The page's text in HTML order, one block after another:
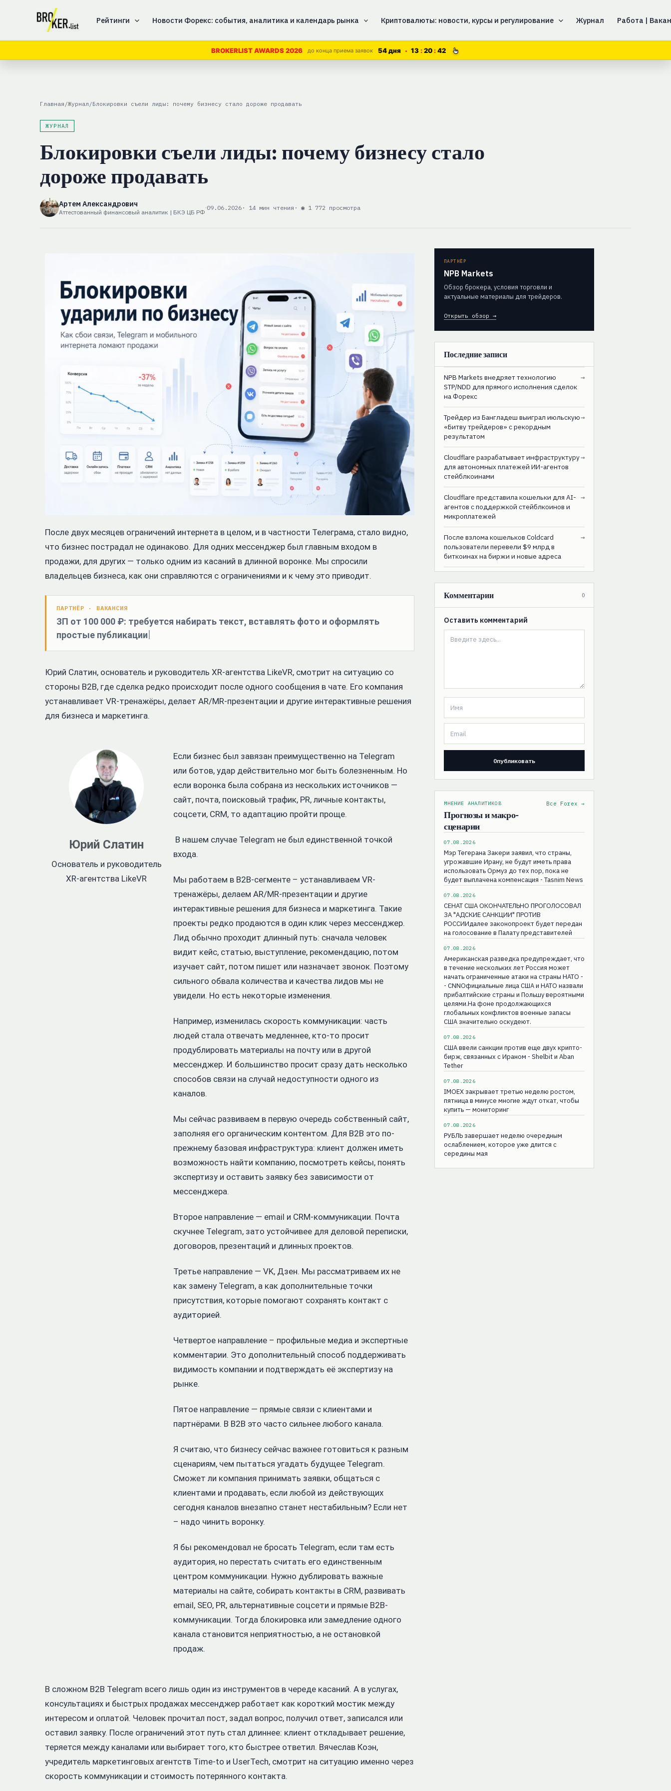
содержимому
Рейтинги Новости Форекс: события, аналитика и календарь рынка Криптовалюты: новости, курсы и регулирование Журнал Работа |
BROKERLIST AWARDS 2026 до конца приема заявок 54 дня 13 20 41
Главная /Журнал /Блокировки съели лиды: почему бизнесу стало дороже продавать
ЖУРНАЛ
Блокировки съели лиды: почему бизнесу стало
дороже продавать
Артем Александрович
Аттестованный финансовый аналитик | БКЭ ЦБ РФ
09.06.2026 · 14 мин чтения · ◉ 1 772 просмотра
После двух месяцев ограничений интернета в целом, и в частности Телеграма, стало видно,
что бизнес пострадал не одинаково. Для одних мессенджер был главным входом в
продажи, для других — только одним из касаний в длинной воронке. Мы спросили
владельцев бизнеса, как они справляются с ограничениями и к чему это приводит.
ПАРТНЁР · ВАКАНСИЯ
ЗП от 100 000 ₽: требуется набирать текст, вставлять фото и оформлять
простые публикации
Юрий Слатин, основатель и руководитель XR-агентства LikeVR, смотрит на ситуацию со
стороны B2B, где сделка редко происходит после одного сообщения в чате. Его компания
устанавливает VR-тренажёры, делает AR/MR-презентации и другие интерактивные решения
для бизнеса и маркетинга.
Юрий Слатин
Основатель и руководитель
XR-агентства LikeVR
Если бизнес был завязан преимущественно на Telegram
или ботов, удар действительно мог быть болезненным. Но
если воронка была собрана из нескольких источников —
сайт, почта, поисковый трафик, PR, личные контакты,
соцсети, CRM, то адаптацию пройти проще.
В нашем случае Telegram не был единственной точкой
входа.
Мы работаем в B2B-сегменте – устанавливаем VR-
тренажёры, делаем AR/MR-презентации и другие
интерактивные решения для бизнеса и маркетинга. Такие
проекты редко продаются в один клик через мессенджер.
Лид обычно проходит длинный путь: сначала человек
видит кейс, статью, выступление, рекомендацию, потом
изучает сайт, потом пишет или назначает звонок. Поэтому
сильного обвала количества и качества лидов мы не
увидели. Но есть некоторые изменения.
Например, изменилась скорость коммуникации: часть
людей стала отвечать медленнее, кто-то просит
продублировать материалы на почту или в другой
мессенджер. И большинство просит сразу дать несколько
способов связи на случай недоступности одного из
каналов.
Мы сейчас развиваем в первую очередь собственный сайт,
заполняя его органическим контентом. Для B2B это по-
прежнему базовая инфраструктура: клиент должен иметь
возможность найти компанию, посмотреть кейсы, понять
экспертизу и оставить заявку без зависимости от
мессенджера.
Второе направление — email и CRM-коммуникации. Почта
скучнее Telegram, зато устойчивее для деловой переписки,
договоров, презентаций и длинных проектов.
Третье направление — VK, Дзен. Мы рассматриваем их не
как замену Telegram, а как дополнительные точки
присутствия, которые помогают сохранять контакт с
аудиторией.
Четвертое направление – профильные медиа и экспертные
комментарии. Это дополнительный способ поддерживать
видимость компании и подтверждать её экспертизу на
рынке.
Пятое направление — прямые связи с клиентами и
партнёрами. В B2B это часто сильнее любого канала.
Я считаю, что бизнесу сейчас важнее готовиться к разным
сценариям, чем пытаться угадать будущее Telegram.
Сможет ли компания принимать заявки, общаться с
клиентами и продавать, если любой из действующих
сегодня каналов внезапно станет нестабильным? Если нет
– надо чинить воронку.
Я бы рекомендовал не бросать Telegram, если там есть
аудитория, но перестать считать его единственным
центром коммуникации. Нужно дублировать важные
материалы на сайте, собирать контакты в CRM, развивать
email, SEO, PR, альтернативные соцсети и прямые B2B-
коммуникации. Тогда блокировка или замедление одного
канала становится неприятностью, а не остановкой
продаж.
В сложном B2B Telegram всего лишь один из инструментов в череде касаний. А в услугах,
консультациях и быстрых продажах мессенджер работает как короткий мостик между
интересом и оплатой. Человек прочитал пост, задал вопрос, получил ответ, записался или
оставил заявку. После ограничений этот путь стал длиннее: клиент откладывает решение,
теряется между каналами или выбирает того, кто быстрее ответил. Вячеслав Коэн,
учредитель маркетинговых агентств Time-to и UserTech, смотрит на ситуацию именно через
скорость коммуникации и стоимость потерянного контакта.
ПАРТНЁР
NPB Markets
Обзор брокера, условия торговли и
актуальные материалы для трейдеров.
Открыть обзор →
Последние записи
NPB Markets внедряет технологию
STP/NDD для прямого исполнения сделок
на Форекс
→
Трейдер из Бангладеш выиграл июльскую
«Битву трейдеров» с рекордным
результатом
→
Cloudflare разрабатывает инфраструктуру
для автономных платежей ИИ-агентов
стейблкоинами
→
Cloudflare представила кошельки для AI-
агентов с поддержкой стейблкоинов и
микроплатежей
→
После взлома кошельков Coldcard
пользователи перевели $9 млрд в
биткоинах на биржи и новые адреса
→
Комментарии 0
Оставить комментарий
МНЕНИЕ АНАЛИТИКОВ
Прогнозы и макро-
сценарии
Все Forex →
07.08.2026
Мэр Тегерана Закери заявил, что страны,
угрожавшие Ирану, не будут иметь права
использовать Ормуз до тех пор, пока не
будет выплачена компенсация - Tasnim News
07.08.2026
СЕНАТ США ОКОНЧАТЕЛЬНО ПРОГОЛОСОВАЛ
ЗА "АДСКИЕ САНКЦИИ" ПРОТИВ
РОССИИдалее законопроект будет передан
на голосование в Палату представителей
07.08.2026
Американская разведка предупреждает, что
в течение нескольких лет Россия может
начать ограниченные атаки на страны НАТО -
- CNNОфициальные лица США и НАТО назвали
прибалтийские страны и Польшу вероятными
целями.На фоне продолжающихся
глобальных конфликтов военные запасы
США значительно оскудеют.
07.08.2026
США ввели санкции против еще двух крипто-
бирж, связанных с Ираном - Shelbit и Aban
Tether
07.08.2026
IMOEX закрывает третью неделю ростом,
пятница в минусе многие ждут откат, чтобы
купить — мониторинг
07.08.2026
РУБЛЬ завершает неделю очередным
ослаблением, которое уже длится с
середины мая